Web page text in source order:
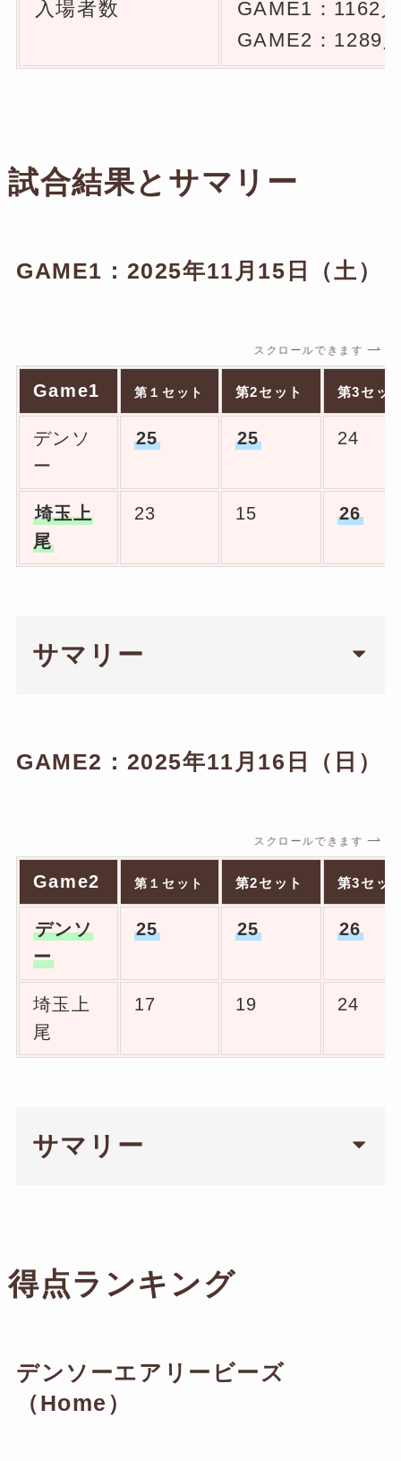
入場者数
GAME1：1162
GAME2：1289
試合結果とサマリー
GAME1：2025年11月15日（土）
スクロールできます
Game1 第１セット 第2セット 第3セッ
デンソ
ー
25 25 24
埼玉上
尾
23 15 26
サマリー
GAME2：2025年11月16日（日）
スクロールできます
Game2 第１セット 第2セット 第3セッ
デンソ
ー
25 25 26
埼玉上
尾
17 19 24
サマリー
得点ランキング
デンソーエアリービーズ
（Home）